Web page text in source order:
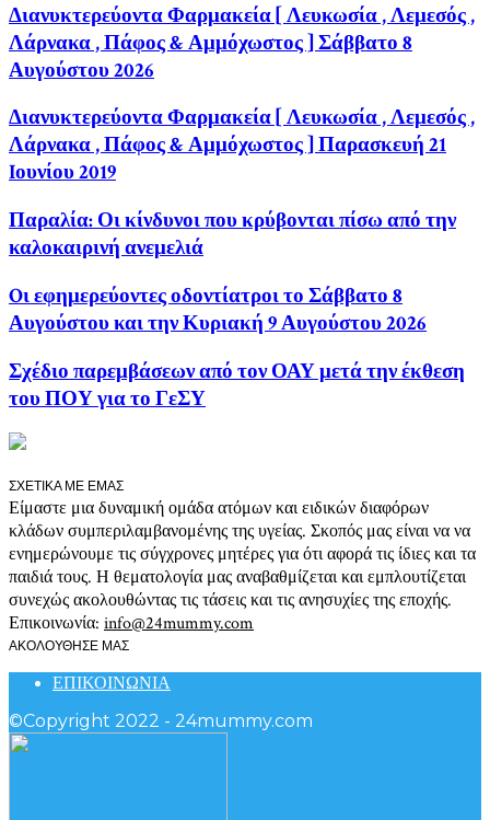
Διανυκτερεύοντα Φαρμακεία [ Λευκωσία , Λεμεσός ,
Λάρνακα , Πάφος & Αμμόχωστος ] Σάββατο 8
Αυγούστου 2026
Διανυκτερεύοντα Φαρμακεία [ Λευκωσία , Λεμεσός ,
Λάρνακα , Πάφος & Αμμόχωστος ] Παρασκευή 21
Iουνίου 2019
Παραλία: Οι κίνδυνοι που κρύβονται πίσω από την
καλοκαιρινή ανεμελιά
Oι εφημερεύοντες οδοντίατροι το Σάββατο 8
Αυγούστου και την Κυριακή 9 Αυγούστου 2026
Σχέδιο παρεμβάσεων από τον ΟΑΥ μετά την έκθεση
του ΠΟΥ για το ΓεΣΥ
ΣΧΕΤΙΚΑ ΜΕ ΕΜΑΣ
Είμαστε μια δυναμική ομάδα ατόμων και ειδικών διαφόρων
κλάδων συμπεριλαμβανομένης της υγείας. Σκοπός μας είναι να να
ενημερώνουμε τις σύγχρονες μητέρες για ότι αφορά τις ίδιες και τα
παιδιά τους. Η θεματολογία μας αναβαθμίζεται και εμπλουτίζεται
συνεχώς ακολουθώντας τις τάσεις και τις ανησυχίες της εποχής.
Επικοινωνία: info@24mummy.com
ΑΚΟΛΟΥΘΗΣΕ ΜΑΣ
ΕΠΙΚΟΙΝΩΝΙΑ
©Copyright 2022 - 24mummy.com